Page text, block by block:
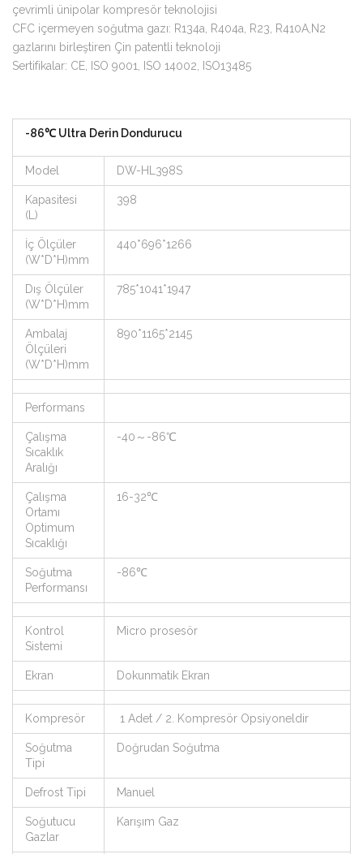
çevrimli ünipolar kompresör teknolojisi
CFC içermeyen soğutma gazı: R134a, R404a, R23, R410A,N2
gazlarını birleştiren Çin patentli teknoloji
Sertifikalar: CE, ISO 9001, ISO 14002, ISO13485
-86℃ Ultra Derin Dondurucu
Model DW-HL398S
Kapasitesi
(L)
398
İç Ölçüler
(W*D*H)mm
440*696*1266
Dış Ölçüler
(W*D*H)mm
785*1041*1947
Ambalaj
Ölçüleri
(W*D*H)mm
890*1165*2145
Performans
Çalışma
Sıcaklık
Aralığı
-40～-86℃
Çalışma
Ortamı
Optimum
Sıcaklığı
16-32℃
Soğutma
Performansı
-86℃
Kontrol
Sistemi
Micro prosesör
Ekran Dokunmatik Ekran
Kompresör 1 Adet / 2. Kompresör Opsiyoneldir
Soğutma
Tipi
Doğrudan Soğutma
Defrost Tipi Manuel
Soğutucu
Gazlar
Karışım Gaz